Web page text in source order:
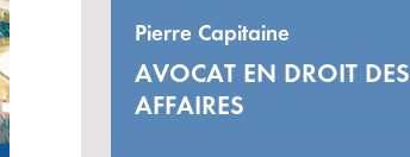
Pierre Capitaine
AVOCAT EN DROIT DES
AFFAIRES